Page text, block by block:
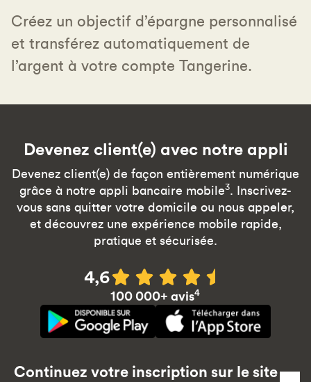
Créez un objectif d’épargne personnalisé
et transférez automatiquement de
l’argent à votre compte Tangerine.
Devenez client(e) avec notre appli
Devenez client(e) de façon entièrement numérique
grâce à notre appli bancaire mobile3. Inscrivez-
vous sans quitter votre domicile ou nous appeler,
et découvrez une expérience mobile rapide,
pratique et sécurisée.
4,6
100 000+ avis4
Continuez votre inscription sur le site